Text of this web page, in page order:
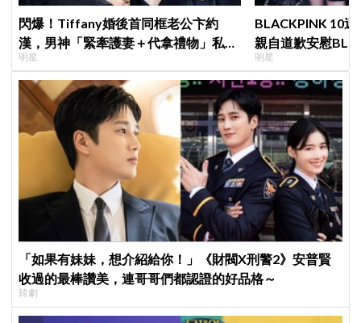
閃爆！Tiffany婚後首同框老公卞約
漢，男神「緊牽護妻＋代拿禮物」私下
甜度超標
明星
BLACKPINK 10
親自道歉安慰
直呼：「看了心
明星
「如果有妹妹，想介紹給你！」《財閥X刑警2》安普賢
收過的最棒讚美，連哥哥們都認證的好品格～
韓劇